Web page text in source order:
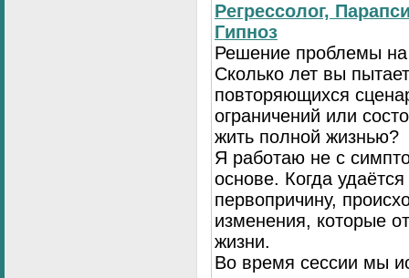
Регрессолог,
Гипноз
Решение проблемы на
Сколько лет вы
повторяющихся
ограничений или
жить полной жизнью?
Я работаю не с
основе. Когда
первопричину,
изменения, которые
жизни.
Во время сессии мы